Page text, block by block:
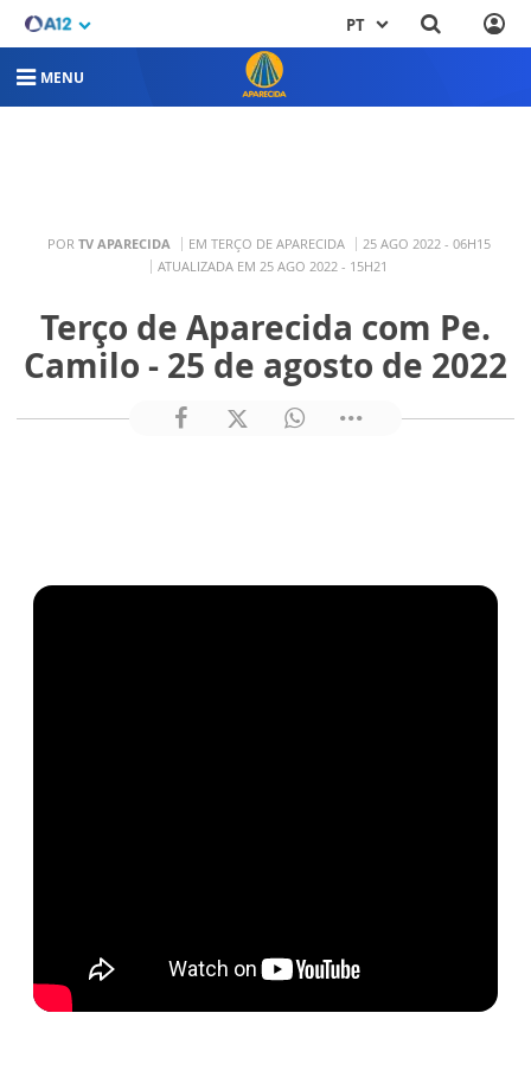
PT
MENU
POR TV APARECIDA EM TERÇO DE APARECIDA
25 AGO 2022 - 06H15
ATUALIZADA EM 25 AGO 2022 - 15H21
Terço de Aparecida com Pe.
Camilo - 25 de agosto de 2022